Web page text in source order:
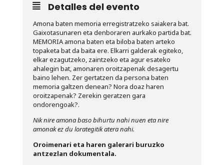
Detalles del evento
Amona baten memoria erregistratzeko saiakera bat.
Gaixotasunaren eta denboraren aurkako partida bat.
MEMORIA amona baten eta biloba baten arteko
topaketa bat da baita ere. Elkarri galderak egiteko,
elkar ezagutzeko, zaintzeko eta agur esateko
ahalegin bat, amonaren oroitzapenak desagertu
baino lehen. Zer gertatzen da persona baten
memoria galtzen denean? Nora doaz haren
oroitzapenak? Zerekin geratzen gara
ondorengoak?.
Nik nire amona baso bihurtu nahi nuen eta nire
amonak ez du lorategitik atera nahi.
Oroimenari eta haren galerari buruzko
antzezlan dokumentala.